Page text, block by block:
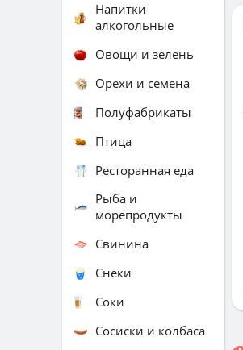
Напитки
алкогольные
Овощи и зелень
Орехи и семена
Полуфабрикаты
Птица
Ресторанная еда
Рыба и
морепродукты
Свинина
Снеки
Соки
Сосиски и колбаса